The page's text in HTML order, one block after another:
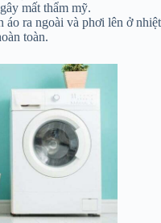
mất thẩm mỹ.
áo ra ngoài và phơi lên ở nhiệt
toàn.